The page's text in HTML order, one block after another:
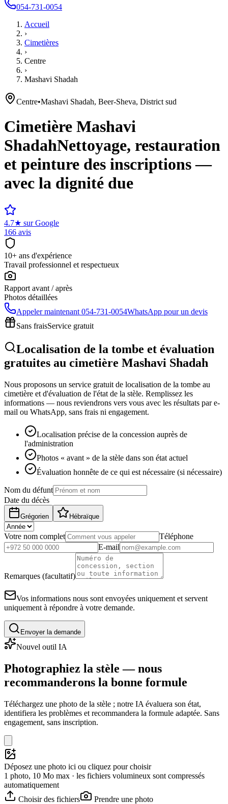
054-731-0054
Accueil
›
Cimetières
›
Centre
›
Mashavi Shadah
Centre•Mashavi Shadah, Beer-Sheva, District sud
Cimetière Mashavi
ShadahNettoyage, restauration
et peinture des inscriptions —
avec la dignité due
4.7★ sur Google
166 avis
10+ ans d'expérience
Travail professionnel et respectueux
Rapport avant / après
Photos détaillées
Appeler maintenant 054-731-0054WhatsApp pour un devis
Sans fraisService gratuit
Localisation de la tombe et évaluation
gratuites au cimetière Mashavi Shadah
Nous proposons un service gratuit de localisation de la tombe au
cimetière et d'évaluation de l'état de la stèle. Remplissez les
informations — nous reviendrons vers vous avec les résultats par e-
mail ou WhatsApp, sans frais ni engagement.
Localisation précise de la concession auprès de
l'administration
Photos « avant » de la stèle dans son état actuel
Évaluation honnête de ce qui est nécessaire (si nécessaire)
Nom du défunt
Date du décès
Grégorien Hébraïque
Votre nom complet
Téléphone
E-mail
Remarques (facultatif)
Vos informations nous sont envoyées uniquement et servent
uniquement à répondre à votre demande.
Envoyer la demande
Nouvel outil IA
Photographiez la stèle — nous
recommanderons la bonne formule
Téléchargez une photo de la stèle ; notre IA évaluera son état,
identifiera les problèmes et recommandera la formule adaptée. Sans
engagement, sans inscription.
Déposez une photo ici ou cliquez pour choisir
1 photo, 10 Mo max · les fichiers volumineux sont compressés
automatiquement
Choisir des fichiers
Prendre une photo